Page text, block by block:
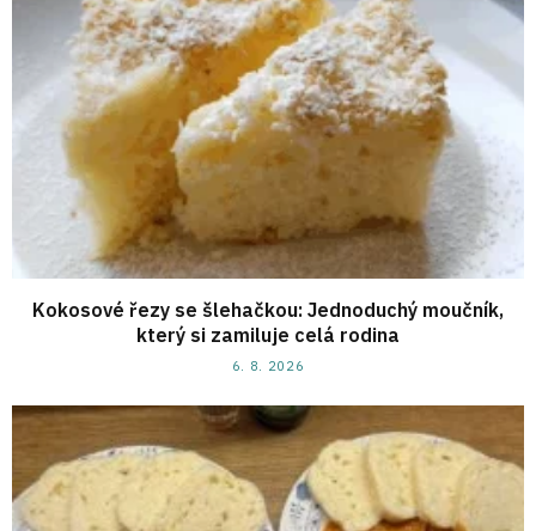
Kokosové řezy se šlehačkou: Jednoduchý moučník,
který si zamiluje celá rodina
6. 8. 2026